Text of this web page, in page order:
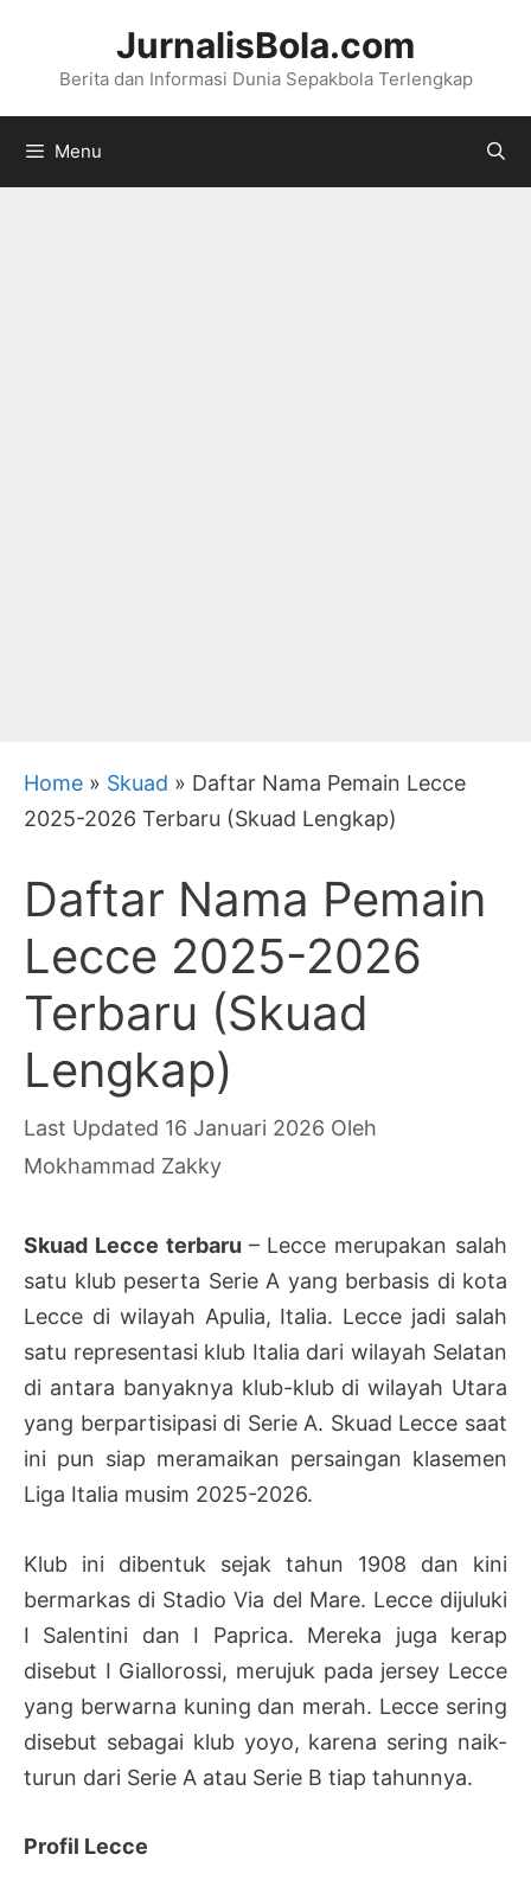
JurnalisBola.com
Berita dan Informasi Dunia Sepakbola Terlengkap
Menu
Home » Skuad » Daftar Nama Pemain Lecce
2025-2026 Terbaru (Skuad Lengkap)
Daftar Nama Pemain
Lecce 2025-2026
Terbaru (Skuad
Lengkap)
16 Januari 2026 Oleh
Mokhammad Zakky
Skuad Lecce terbaru – Lecce merupakan salah
satu klub peserta Serie A yang berbasis di kota
Lecce di wilayah Apulia, Italia. Lecce jadi salah
satu representasi klub Italia dari wilayah Selatan
di antara banyaknya klub-klub di wilayah Utara
yang berpartisipasi di Serie A. Skuad Lecce saat
ini pun siap meramaikan persaingan klasemen
Liga Italia musim 2025-2026.
Klub ini dibentuk sejak tahun 1908 dan kini
bermarkas di Stadio Via del Mare. Lecce dijuluki
I Salentini dan I Paprica. Mereka juga kerap
disebut I Giallorossi, merujuk pada jersey Lecce
yang berwarna kuning dan merah. Lecce sering
disebut sebagai klub yoyo, karena sering naik-
turun dari Serie A atau Serie B tiap tahunnya.
Profil Lecce